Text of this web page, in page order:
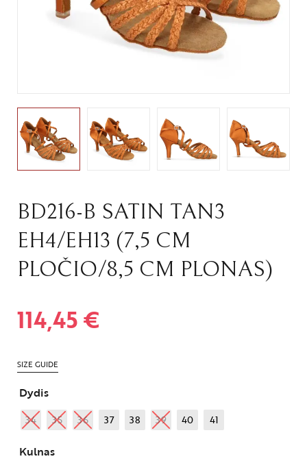
BD216-B SATIN TAN3
EH4/EH13 (7,5 CM
PLOČIO/8,5 CM PLONAS)
114,45€
SIZE GUIDE
Dydis
34 35 36 37 38 39 40 41
Kulnas